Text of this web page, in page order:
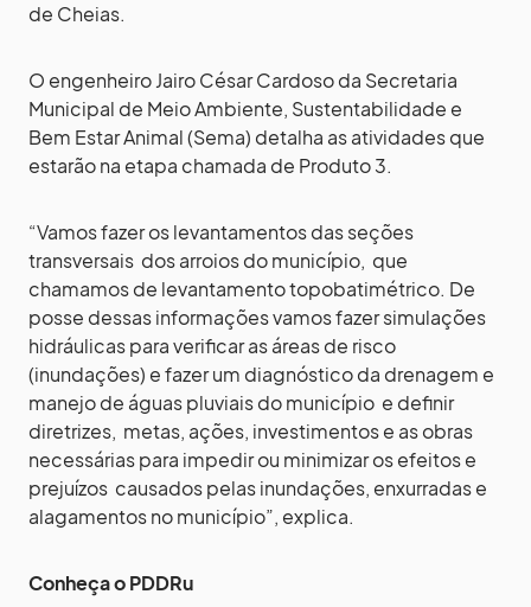
de Cheias.
O engenheiro Jairo César Cardoso da Secretaria
Municipal de Meio Ambiente, Sustentabilidade e
Bem Estar Animal (Sema) detalha as atividades que
estarão na etapa chamada de Produto 3.
“Vamos fazer os levantamentos das seções
transversais dos arroios do município, que
chamamos de levantamento topobatimétrico. De
posse dessas informações vamos fazer simulações
hidráulicas para verificar as áreas de risco
(inundações) e fazer um diagnóstico da drenagem e
manejo de águas pluviais do município e definir
diretrizes, metas, ações, investimentos e as obras
necessárias para impedir ou minimizar os efeitos e
prejuízos causados pelas inundações, enxurradas e
alagamentos no município”, explica.
Conheça o PDDRu